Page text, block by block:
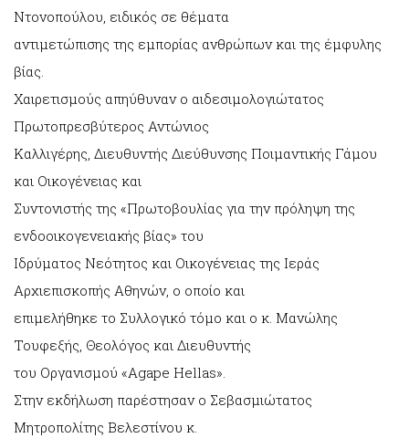
Ντονοπούλου, ειδικός σε θέματα
αντιμετώπισης της εμπορίας ανθρώπων και της έμφυλης
βίας.
Χαιρετισμούς απηύθυναν ο αιδεσιμολογιώτατος
Πρωτοπρεσβύτερος Αντώνιος
Καλλιγέρης, Διευθυντής Διεύθυνσης Ποιμαντικής Γάμου
και Οικογένειας και
Συντονιστής της «Πρωτοβουλίας για την πρόληψη της
ενδοοικογενειακής βίας» του
Ιδρύματος Νεότητος και Οικογένειας της Ιεράς
Αρχιεπισκοπής Αθηνών, ο οποίο και
επιμελήθηκε το Συλλογικό τόμο και ο κ. Μανώλης
Τουφεξής, Θεολόγος και Διευθυντής
του Οργανισμού «Agape Hellas».
Στην εκδήλωση παρέστησαν ο Σεβασμιώτατος
Μητροπολίτης Βελεστίνου κ.